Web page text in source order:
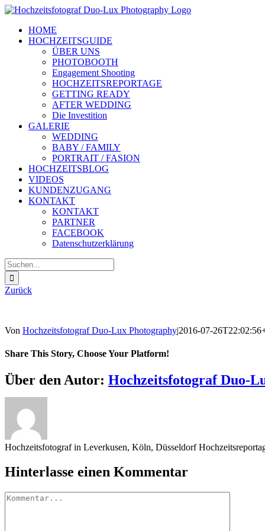
Zum
springenHOME
HOCHZEITSGUIDE
ÜBER UNS
PHOTOBOOTH
Engagement Shooting
HOCHZEITSREPORTAGE
GETTING READY
AFTER WEDDING
Die Investition
GALERIE
WEDDING
BABY / FAMILY
PORTRAIT / FASION
HOCHZEITSBLOG
VIDEOS
KUNDENZUGANG
KONTAKT
KONTAKT
PARTNER
FACEBOOK
Datenschutzerklärung
Suche
nach:
Zurück
Von Hochzeitsfotograf Duo-Lux Photography|2016-07-
Share This Story, Choose Your Platform!
Sharing_facebook
Sharing_twitter
Sharing_reddit
Über den Autor: Hochzeitsfotograf Duo-
Hochzeitsfotograf in Leverkusen, Köln, Düsseldorf
Hinterlasse einen Kommentar
Kommentar